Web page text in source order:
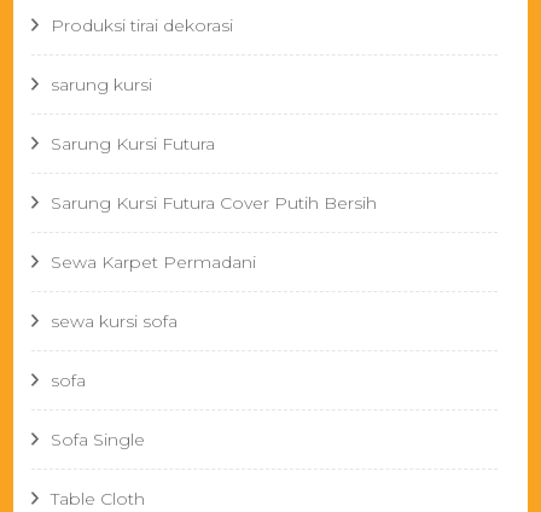
Produksi tirai dekorasi
sarung kursi
Sarung Kursi Futura
Sarung Kursi Futura Cover Putih Bersih
Sewa Karpet Permadani
sewa kursi sofa
sofa
Sofa Single
Table Cloth